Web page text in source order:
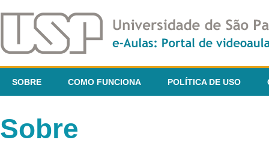
SOBRE COMO FUNCIONA POLÍTICA DE USO
Sobre